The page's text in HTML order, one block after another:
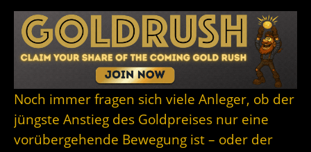
Noch immer fragen sich viele Anleger, ob der
jüngste Anstieg des Goldpreises nur eine
vorübergehende Bewegung ist – oder der